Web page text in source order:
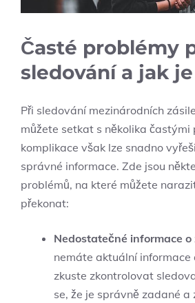
Časté problémy
sledování a jak
Při sledování mezinárodních
můžete setkat s několika častými
komplikace však lze snadno
správné informace. Zde jsou
problémů, na které můžete
překonat:
Nedostatečné informace o
nemáte aktuální informace
zkuste zkontrolovat
se, že je správně zadané a